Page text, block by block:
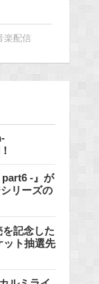
楽配信
-』が
リーズの
を記念した
ット抽選先